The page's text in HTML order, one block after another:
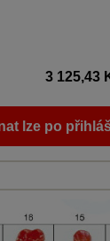
3 125,43
lze po